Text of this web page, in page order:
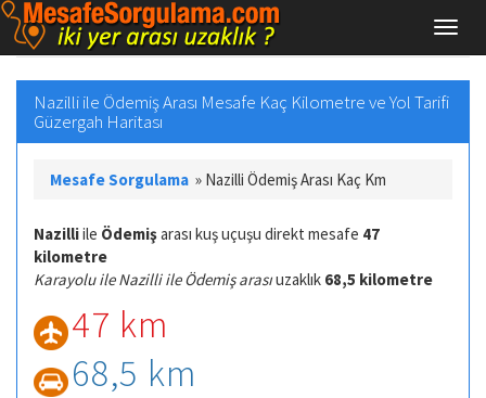
Nazilli ile Ödemiş Arası Mesafe Kaç Kilometre ve Yol Tarifi
Güzergah Haritası
Mesafe Sorgulama » Nazilli Ödemiş Arası Kaç Km
Nazilliile Ödemişarası kuş uçuşu direkt mesafe 47
kilometre
Karayolu ile Nazilli ile Ödemiş arasıuzaklık 68,5 kilometre
47 km
68,5 km